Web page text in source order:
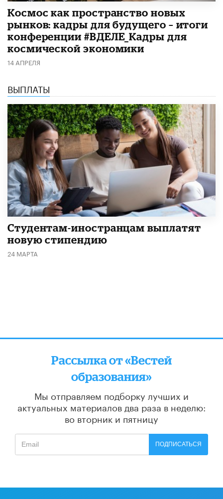
Космос как пространство новых
рынков: кадры для будущего – итоги
конференции #ВДЕЛЕ_Кадры для
космической экономики
14 АПРЕЛЯ
ВЫПЛАТЫ
Студентам-иностранцам выплатят
новую стипендию
24 МАРТА
Рассылка от «Вестей
образования»
Мы отправляем подборку лучших и
актуальных материалов два раза в неделю:
во вторник и пятницу
ПОДПИСАТЬСЯ